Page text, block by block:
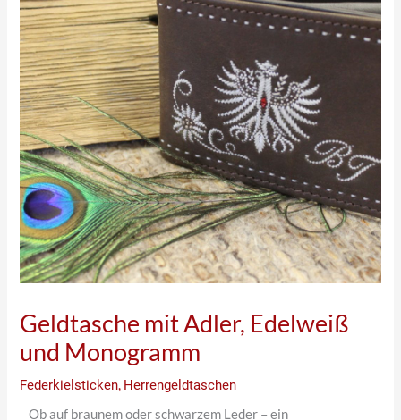
Geldtasche mit Adler, Edelweiß
und Monogramm
Federkielsticken, Herrengeldtaschen
Ob auf braunem oder schwarzem Leder – ein